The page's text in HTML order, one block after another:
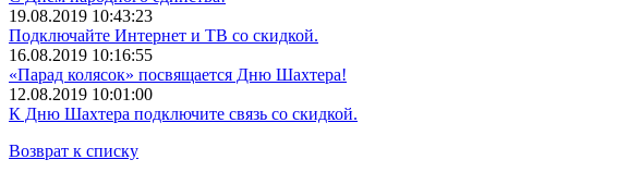
19.08.2019 10:43:23
Подключайте Интернет и ТВ со скидкой.
16.08.2019 10:16:55
«Парад колясок» посвящается Дню Шахтера!
12.08.2019 10:01:00
К Дню Шахтера подключите связь со скидкой.
Возврат к списку